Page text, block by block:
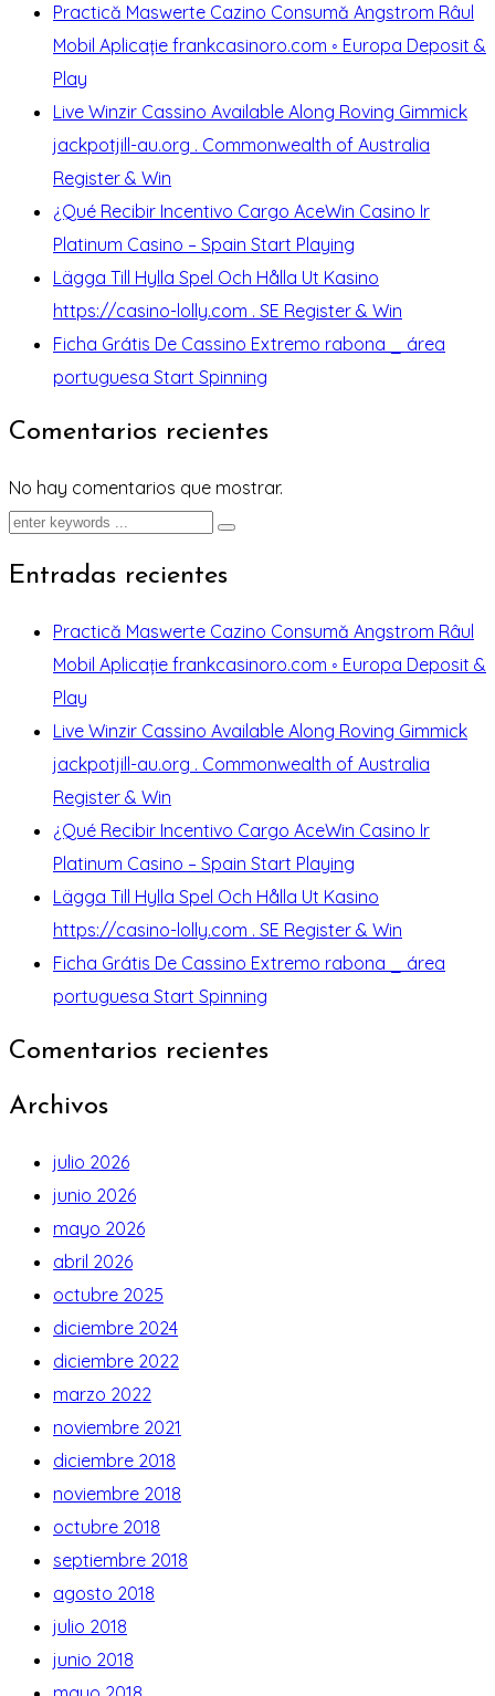
Practică Maswerte Cazino Consumă Angstrom Râul
Mobil Aplicație frankcasinoro.com ◦ Europa Deposit &
Play
Live Winzir Cassino Available Along Roving Gimmick
jackpotjill-au.org . Commonwealth of Australia
Register & Win
¿Qué Recibir Incentivo Cargo AceWin Casino Ir
Platinum Casino – Spain Start Playing
Lägga Till Hylla Spel Och Hålla Ut Kasino
https://casino-lolly.com . SE Register & Win
Ficha Grátis De Cassino Extremo rabona _ área
portuguesa Start Spinning
Comentarios recientes
No hay comentarios que mostrar.
Entradas recientes
Practică Maswerte Cazino Consumă Angstrom Râul
Mobil Aplicație frankcasinoro.com ◦ Europa Deposit &
Play
Live Winzir Cassino Available Along Roving Gimmick
jackpotjill-au.org . Commonwealth of Australia
Register & Win
¿Qué Recibir Incentivo Cargo AceWin Casino Ir
Platinum Casino – Spain Start Playing
Lägga Till Hylla Spel Och Hålla Ut Kasino
https://casino-lolly.com . SE Register & Win
Ficha Grátis De Cassino Extremo rabona _ área
portuguesa Start Spinning
Comentarios recientes
Archivos
julio 2026
junio 2026
mayo 2026
abril 2026
octubre 2025
diciembre 2024
diciembre 2022
marzo 2022
noviembre 2021
diciembre 2018
noviembre 2018
octubre 2018
septiembre 2018
agosto 2018
julio 2018
junio 2018